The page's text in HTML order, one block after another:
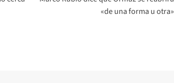
«de una forma u otra»